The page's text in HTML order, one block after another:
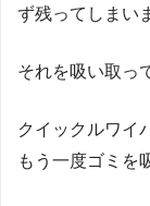
ず残ってしまい
それを吸い取っ
クイックルワイ
もう一度ゴミを